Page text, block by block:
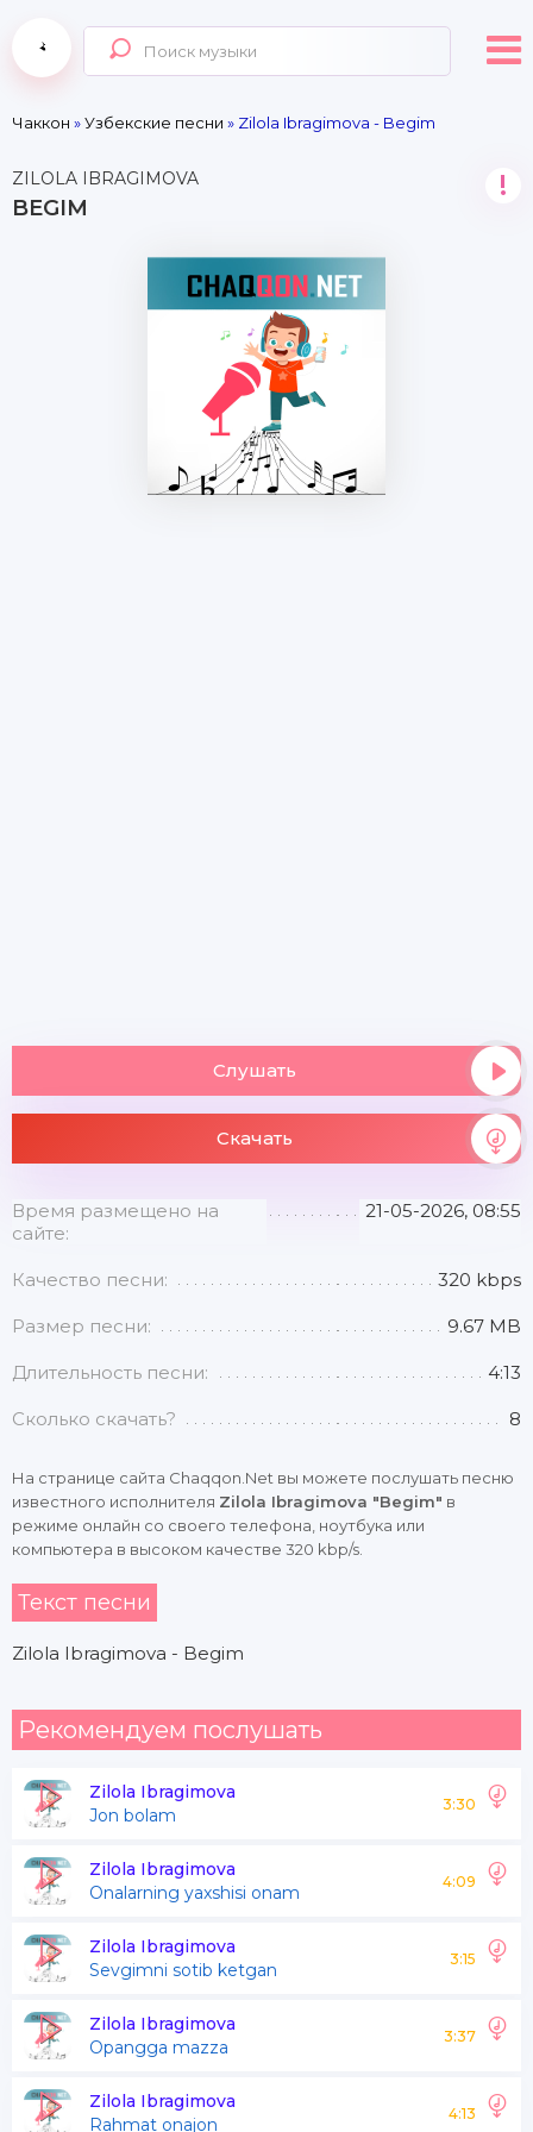
Чаккон »Узбекские песни » Zilola Ibragimova - Begim
ZILOLA IBRAGIMOVA
BEGIM
!
Слушать
Скачать
Время размещено на
сайте:
21-05-2026, 08:55
Качество песни: 320 kbps
Размер песни: 9.67 MB
Длительность песни: 4:13
Сколько скачать? 8
На странице сайта Chaqqon.Net вы можете послушать песню
известного исполнителя Zilola Ibragimova "Begim" в
режиме онлайн со своего телефона, ноутбука или
компьютера в высоком качестве 320 kbp/s.
Текст песни
Zilola Ibragimova - Begim
Рекомендуем послушать
Zilola Ibragimova
Jon bolam
3:30
Zilola Ibragimova
Onalarning yaxshisi onam
4:09
Zilola Ibragimova
Sevgimni sotib ketgan
3:15
Zilola Ibragimova
Opangga mazza
3:37
Zilola Ibragimova
Rahmat onajon
4:13